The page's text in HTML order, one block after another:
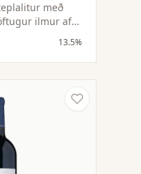
með
ilmur af
ávexti, fíkju og
og
Samræmt og
eftirbragði sem
og krydd.
13.5%